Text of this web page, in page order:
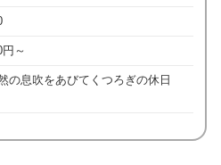
～
の息吹をあびてくつろぎの休日